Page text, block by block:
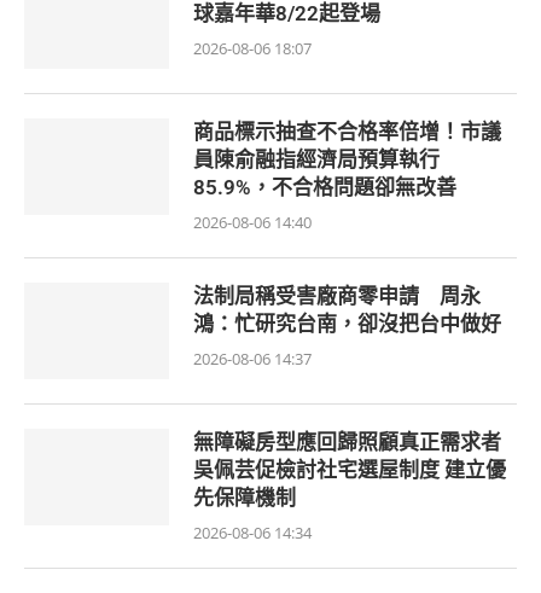
球嘉年華8/22起登場
2026-08-06 18:07
商品標示抽查不合格率倍增！市議
員陳俞融指經濟局預算執行
85.9%，不合格問題卻無改善
2026-08-06 14:40
法制局稱受害廠商零申請 周永
鴻：忙研究台南，卻沒把台中做好
2026-08-06 14:37
無障礙房型應回歸照顧真正需求者
吳佩芸促檢討社宅選屋制度 建立優
先保障機制
2026-08-06 14:34